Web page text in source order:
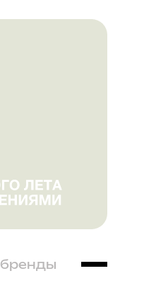
бренды